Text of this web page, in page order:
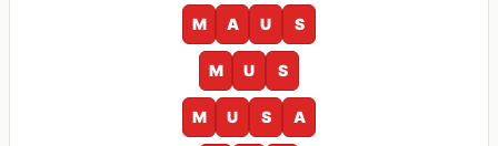
M A U S
M U S
M U S A